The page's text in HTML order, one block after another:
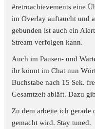
#retroachievements eine
im Overlay auftaucht und
gebunden ist auch ein
Stream verfolgen kann.
Auch im Pausen- und
ihr könnt im Chat nun
Buchstabe nach 15 Sek.
Gesamtzeit abläft. Dazu
Zu dem arbeite ich gerade
gemacht wird. Stay tuned.